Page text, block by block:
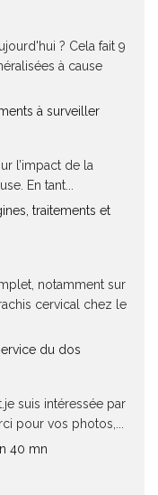
? Cela fait 9
à cause
à surveiller
l’impact de la
En tant...
traitements et
notamment sur
cervical chez le
du dos
suis intéressée par
pour vos photos,...
40 mn